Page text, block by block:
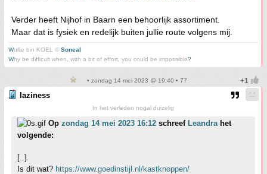
Verder heeft Nijhof in Baarn een behoorlijk assortiment.
Maar dat is fysiek en redelijk buiten jullie route volgens mij.
Wullie bin KOEL © Soneal
Why be difficult when, with a bit of effort, you could be impossible?
• zondag 14 mei 2023 @ 19:40 • 77
laziness
In het verleden nogal duizelig
Op zondag 14 mei 2023 16:12 schreef Leandra het
volgende:
[..]
Is dit wat? https://www.goedinstijl.nl/kastknoppen/